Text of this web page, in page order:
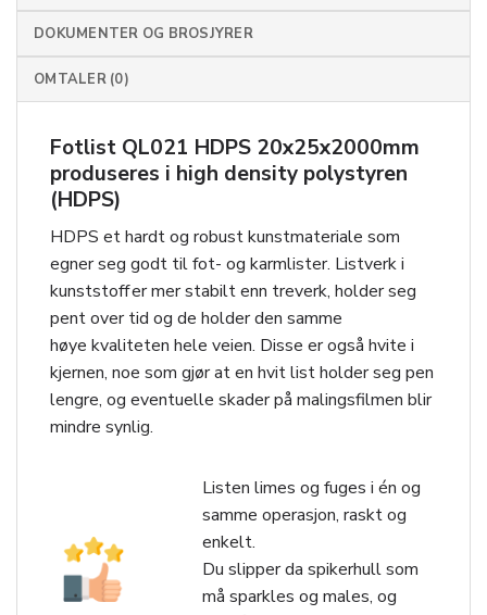
DOKUMENTER OG BROSJYRER
OMTALER (0)
Fotlist QL021 HDPS 20x25x2000mm
produseres i high density polystyren
(HDPS)
HDPS et hardt og robust kunstmateriale som
egner seg godt til fot- og karmlister. Listverk i
kunststoff er mer stabilt enn treverk, holder seg
pent over tid og de holder den samme
høye kvaliteten hele veien. Disse er også hvite i
kjernen, noe som gjør at en hvit list holder seg pen
lengre, og eventuelle skader på malingsfilmen blir
mindre synlig.
Listen limes og fuges i én og
samme operasjon, raskt og
enkelt.
Du slipper da spikerhull som
må sparkles og males, og